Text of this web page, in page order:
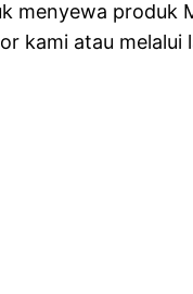
menyewa produk
kami atau